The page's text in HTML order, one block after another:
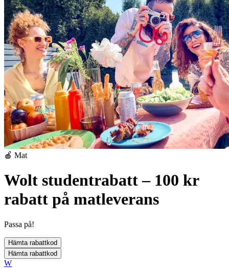
🍎 Mat
Wolt studentrabatt – 100 kr
rabatt på matleverans
Passa på!
Hämta rabattkod
Hämta rabattkod
W